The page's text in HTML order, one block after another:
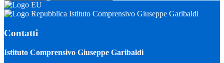
Istituto Comprensivo Giuseppe Garibaldi
Contatti
Istituto Comprensivo Giuseppe Garibaldi